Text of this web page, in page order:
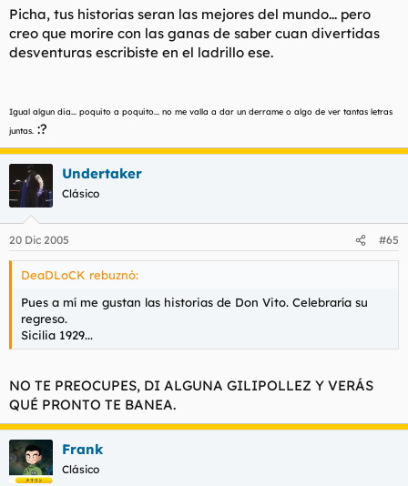
Picha, tus historias seran las mejores del mundo... pero
creo que morire con las ganas de saber cuan divertidas
desventuras escribiste en el ladrillo ese.
Igual algun dia... poquito a poquito... no me valla a dar un derrame o algo de ver tantas letras
juntas. :?
Undertaker
Clásico
20 Dic 2005 #65
DeaDLoCK rebuznó:
Pues a mí me gustan las historias de Don Vito. Celebraría su
regreso.
Sicilia 1929...
NO TE PREOCUPES, DI ALGUNA GILIPOLLEZ Y VERÁS
QUÉ PRONTO TE BANEA.
Frank
Clásico